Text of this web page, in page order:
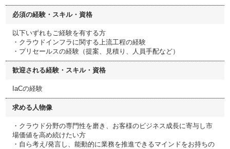
必須の経験・スキル・資格
以下いずれもご経験を有する方
・クラウドインフラに関する上流工程の経験
・プリセールスの経験（提案、見積り、人員手配など）
歓迎される経験・スキル・資格
IaCの経験
求める人物像
・クラウド分野の専門性を磨き、お客様のビジネス成長に寄与し市
場価値を高め続けたい方
・自ら考え/発言し、能動的に業務を推進できるマインドをお持ちの